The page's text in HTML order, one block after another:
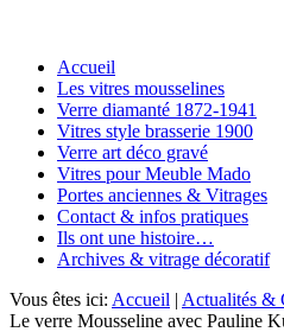
Accueil
Les vitres mousselines
Verre diamanté 1872-1941
Vitres style brasserie 1900
Verre art déco gravé
Vitres pour Meuble Mado
Portes anciennes & Vitrages
Contact & infos pratiques
Ils ont une histoire…
Archives & vitrage décoratif
Vous êtes ici: Accueil | Actualités &
Le verre Mousseline avec Pauline